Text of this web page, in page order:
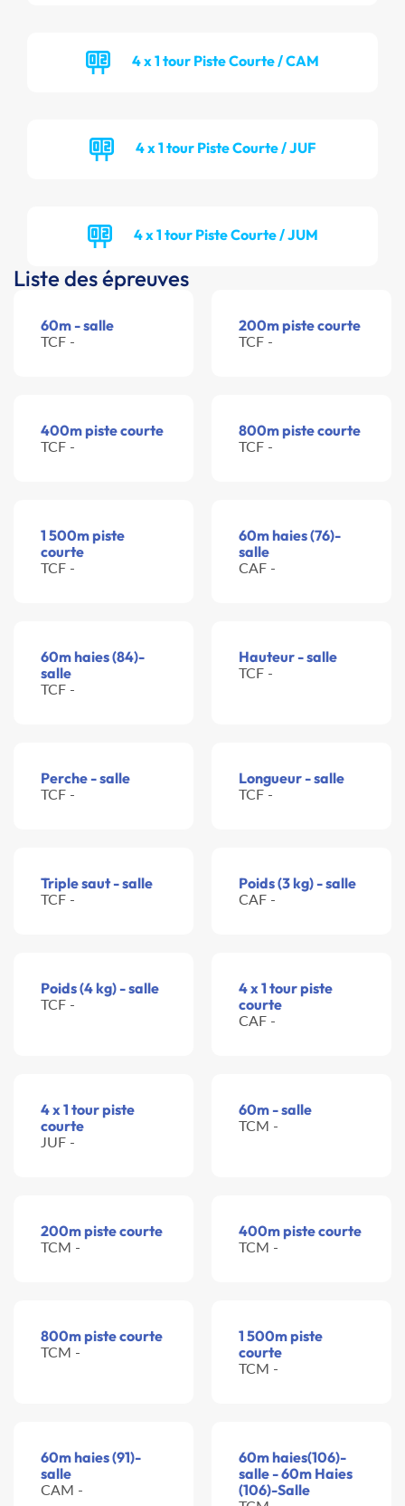
4 x 1 tour Piste Courte / CAM
4 x 1 tour Piste Courte / JUF
4 x 1 tour Piste Courte / JUM
Liste des épreuves
60m - salle
TCF -
200m piste courte
TCF -
400m piste courte
TCF -
800m piste courte
TCF -
1 500m piste
courte
TCF -
60m haies (76)-
salle
CAF -
60m haies (84)-
salle
TCF -
Hauteur - salle
TCF -
Perche - salle
TCF -
Longueur - salle
TCF -
Triple saut - salle
TCF -
Poids (3 kg) - salle
CAF -
Poids (4 kg) - salle
TCF -
4 x 1 tour piste
courte
CAF -
4 x 1 tour piste
courte
JUF -
60m - salle
TCM -
200m piste courte
TCM -
400m piste courte
TCM -
800m piste courte
TCM -
1 500m piste
courte
TCM -
60m haies (91)-
salle
CAM -
60m haies(106)-
salle - 60m Haies
(106)-Salle